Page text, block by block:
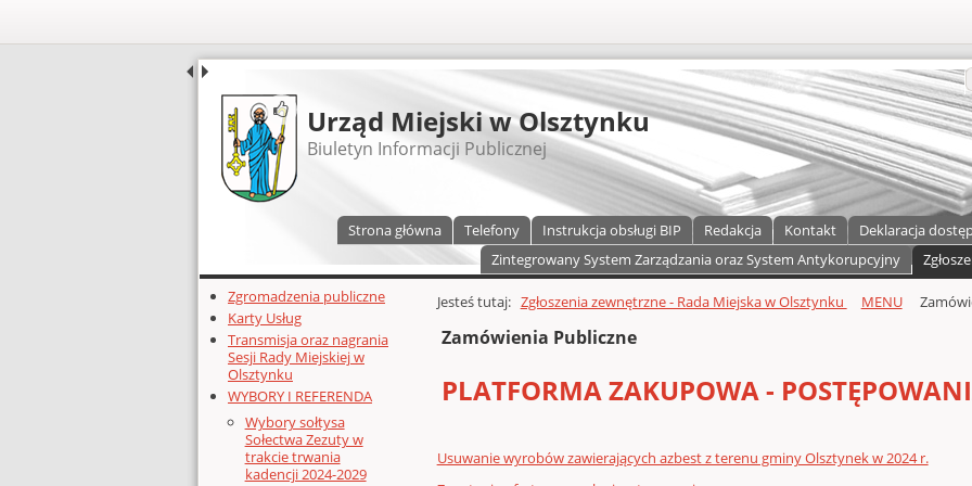
UDOSTĘPNIJ
Urząd Miejski w Olsztynku
Biuletyn Informacji Publicznej
Strona główna Telefony Instrukcja obsługi BIP Redakcja Kontakt Deklaracja
Zintegrowany System Zarządzania oraz System Antykorupcyjny
Dodatkowe zasoby (lewa kolumna)
Zgromadzenia publiczne
Karty Usług
Transmisja oraz nagrania
Sesji Rady Miejskiej w
Olsztynku
WYBORY I REFERENDA
Wybory sołtysa
Sołectwa Zezuty w
trakcie trwania
kadencji 2024-2029
Głównej zawartości
Jesteś tutaj: Zgłoszenia zewnętrzne - Rada Miejska w Olsztynku MENU
Zamówienia Publiczne
PLATFORMA ZAKUPOWA -
Usuwanie wyrobów zawierających azbest z terenu gminy Olsztynek w 2024 r.